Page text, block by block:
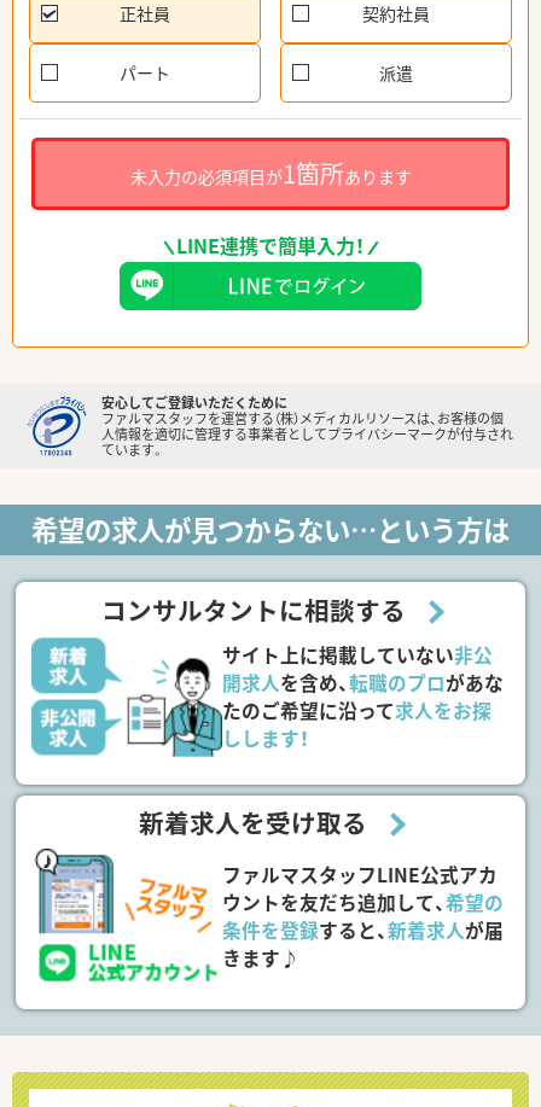
正社員 契約社員
パート 派遣
未入力の必須項目が1箇所あります
LINE連携で簡単入力！
安心してご登録いただくために
ファルマスタッフを運営する（株）メディカルリソースは、お客様の個
人情報を適切に管理する事業者としてプライバシーマークが付与され
ています。
希望の求人が見つからない…という方は
コンサルタントに相談する
サイト上に掲載していない非公
開求人を含め、転職のプロがあな
たのご希望に沿って求人をお探
しします！
新着求人を受け取る
ファルマスタッフLINE公式アカ
ウントを友だち追加して、希望の
条件を登録すると、新着求人が届
きます♪